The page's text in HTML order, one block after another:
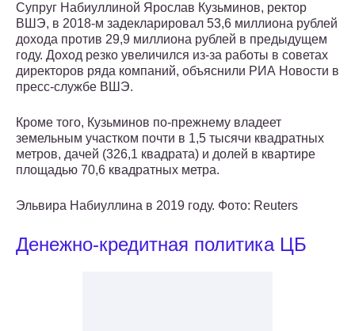
Супруг Набиуллиной Ярослав Кузьминов, ректор
ВШЭ, в 2018-м задекларировал 53,6 миллиона рублей
дохода против 29,9 миллиона рублей в предыдущем
году. Доход резко увеличился из-за работы в советах
директоров ряда компаний, объяснили РИА Новости в
пресс-службе ВШЭ.
Кроме того, Кузьминов по-прежнему владеет
земельным участком почти в 1,5 тысячи квадратных
метров, дачей (326,1 квадрата) и долей в квартире
площадью 70,6 квадратных метра.
Эльвира Набиуллина в 2019 году. Фото: Reuters
Денежно-кредитная политика ЦБ